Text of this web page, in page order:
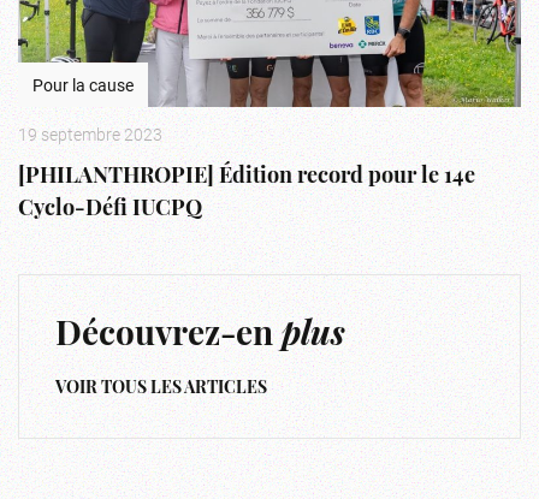
Pour la cause
19 septembre 2023
[PHILANTHROPIE] Édition record pour le 14e
Cyclo-Défi IUCPQ
Découvrez-enplus
VOIR TOUS LES ARTICLES